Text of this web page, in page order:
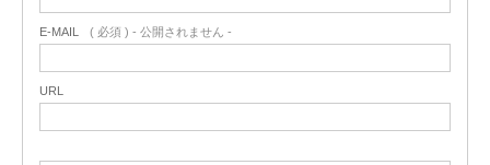
E-MAIL ( 必須 ) - 公開されません -
URL